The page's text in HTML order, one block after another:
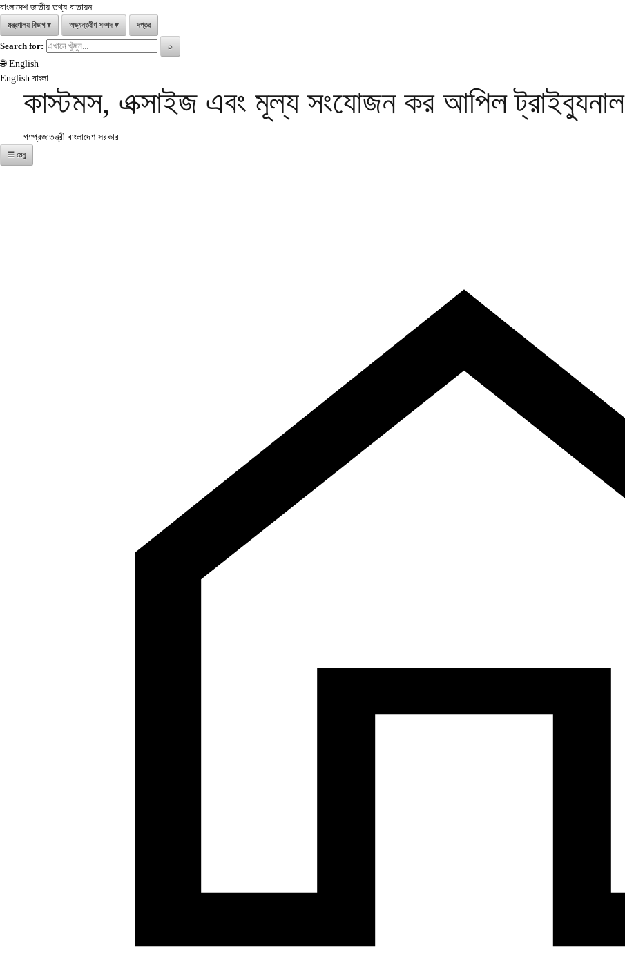
বাংলাদেশ জাতীয় তথ্য বাতায়ন
মন্ত্রণালয় বিভাগ ▾ অভ্যন্তরীণ সম্পদ ▾ দপ্তর
Search for: ⌕
🌐 English
English বাংলা
কাস্টমস, এক্সাইজ এবং মূল্য সংযোজন কর আপিল ট্রাইব্যুনাল
গণপ্রজাতন্ত্রী বাংলাদেশ সরকার
☰ মেনু